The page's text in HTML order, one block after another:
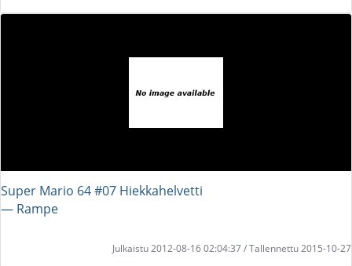
Super Mario 64 #07 Hiekkahelvetti
― Rampe
Julkaistu 2012-08-16 02:04:37 / Tallennettu 2015-10-27